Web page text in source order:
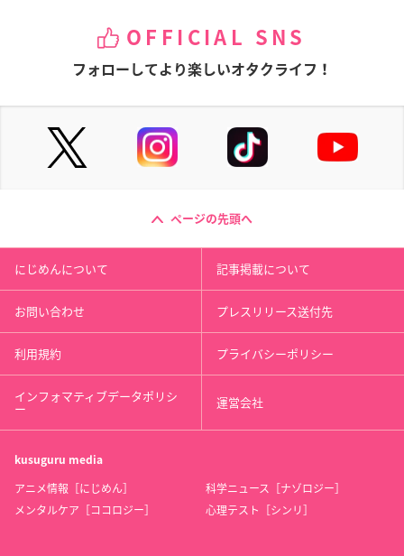
OFFICIAL SNS
フォローしてより楽しいオタクライフ！
ページの先頭へ
にじめんについて 記事掲載について
お問い合わせ プレスリリース送付先
利用規約 プライバシーポリシー
インフォマティブデータポリシ
ー 運営会社
kusuguru media
アニメ情報［にじめん］
科学ニュース［ナゾロジー］
メンタルケア［ココロジー］
心理テスト［シンリ］